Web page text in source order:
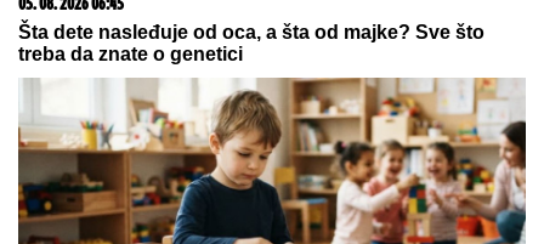
poznatu brzu hranu, a onda je
usledila munjevita akcija policije
(FOTO)